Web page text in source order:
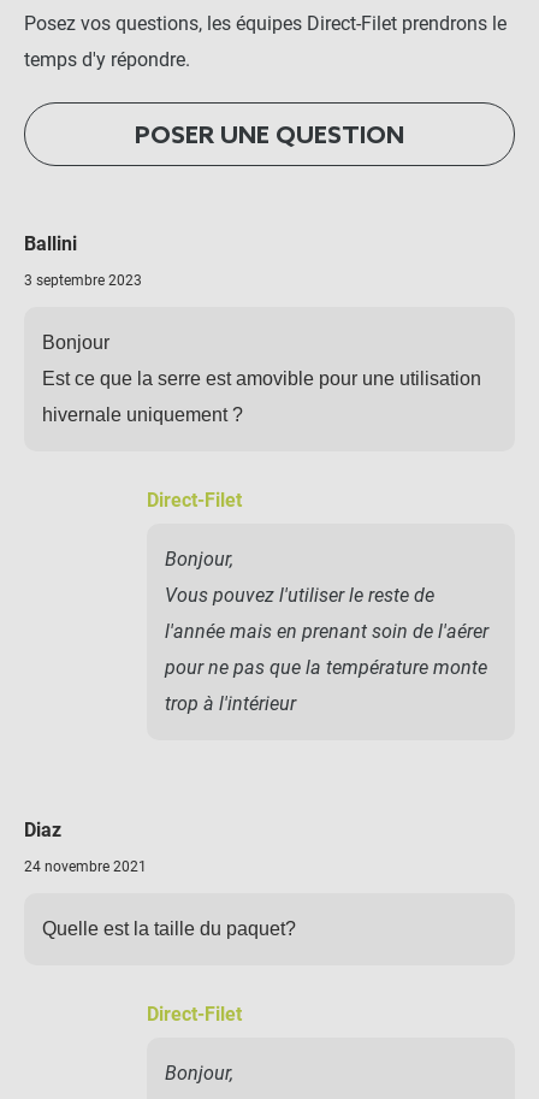
Posez vos questions, les équipes Direct-Filet prendrons le
temps d'y répondre.
POSER UNE QUESTION
Ballini
3 septembre 2023
Bonjour
Est ce que la serre est amovible pour une utilisation
hivernale uniquement ?
Direct-Filet
Bonjour,
Vous pouvez l'utiliser le reste de
l'année mais en prenant soin de l'aérer
pour ne pas que la température monte
trop à l'intérieur
Diaz
24 novembre 2021
Quelle est la taille du paquet?
Direct-Filet
Bonjour,